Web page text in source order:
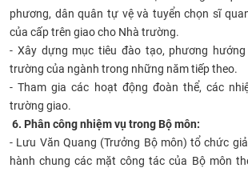
phương, dân quân tự vệ và tuyển chọn sĩ
của cấp trên giao cho Nhà trường.
- Xây dựng mục tiêu đào tạo, phương
trường của ngành trong những năm tiếp theo.
- Tham gia các hoạt động đoàn thể, các
trường giao.
6. Phân công nhiệm vụ trong Bộ môn:
- Lưu Văn Quang (Trưởng Bộ môn) tổ chức
hành chung các mặt công tác của Bộ môn